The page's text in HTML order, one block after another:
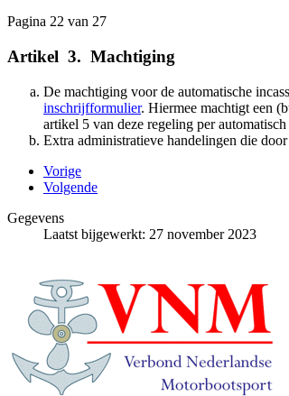
Pagina 22 van 27
Artikel 3. Machtiging
De machtiging voor de automatische
inschrijfformulier. Hiermee machtigt een
artikel 5 van deze regeling per
Extra administratieve handelingen die
Vorige
Volgende
Gegevens
Laatst bijgewerkt: 27 november 2023